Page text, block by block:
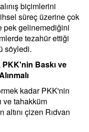
biçimlerini
süreç üzerine çok
pek gelinemediğini
tezahür ettiği
söyledi.
Baskı ve
kadar PKK'nin
ve tahakküm
çizen Rıdvan